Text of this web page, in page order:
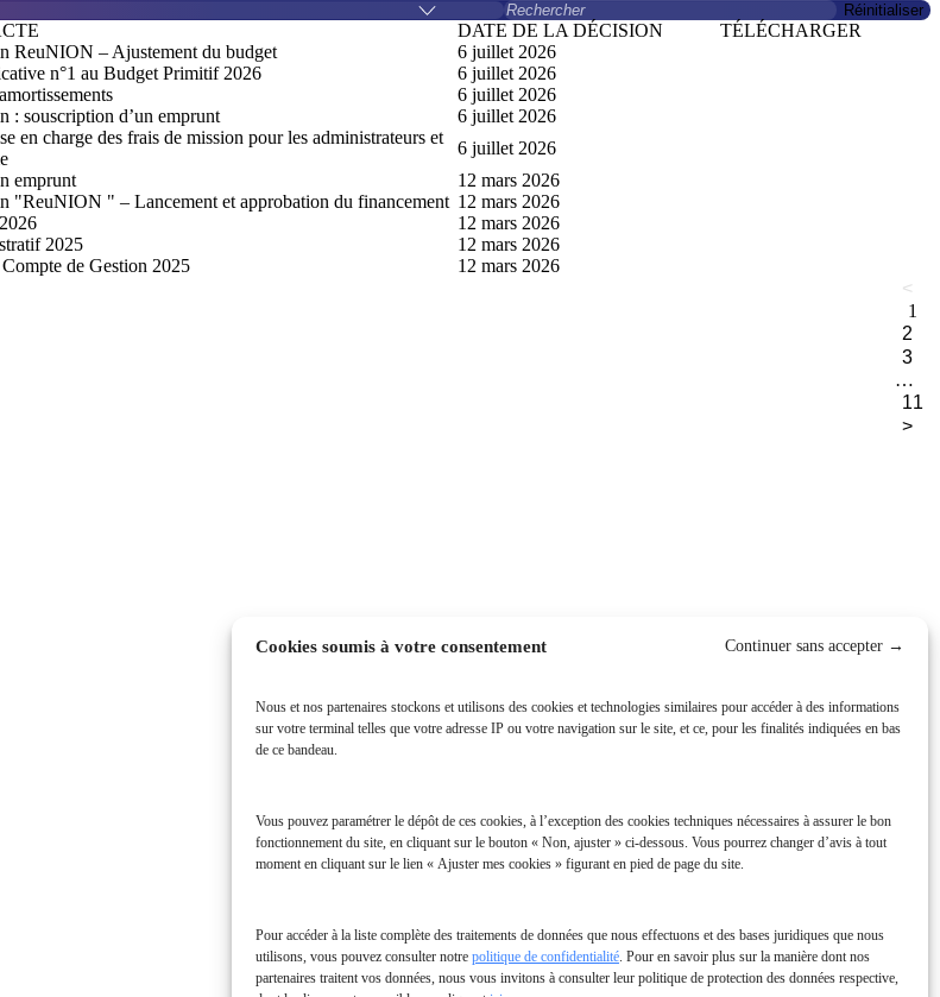
Cookies soumis à votre consentement
Nous et nos partenaires stockons et utilisons des cookies et technologies similaires pour accéder à des informations
sur votre terminal telles que votre adresse IP ou votre navigation sur le site, et ce, pour les finalités indiquées en bas
de ce bandeau.
Vous pouvez paramétrer le dépôt de ces cookies, à l’exception des cookies techniques nécessaires à assurer le bon
fonctionnement du site, en cliquant sur le bouton « Non, ajuster » ci-dessous. Vous pourrez changer d’avis à tout
moment en cliquant sur le lien « Ajuster mes cookies » figurant en pied de page du site.
Pour accéder à la liste complète des traitements de données que nous effectuons et des bases juridiques que nous
utilisons, vous pouvez consulter notre politique de confidentialité. Pour en savoir plus sur la manière dont nos
partenaires traitent vos données, nous vous invitons à consulter leur politique de protection des données respective,
Réinitialiser
DATE DE LA DÉCISION
TÉLÉCHARGER
ReuNION – Ajustement du budget 6 juillet 2026
n°1 au Budget Primitif 2026 6 juillet 2026
6 juillet 2026
: souscription d’un emprunt 6 juillet 2026
en charge des frais de mission pour les administrateurs et
6 juillet 2026
emprunt 12 mars 2026
"ReuNION " – Lancement et approbation du financement 12 mars 2026
12 mars 2026
2025 12 mars 2026
de Gestion 2025 12 mars 2026
<
1
2
3
…
11
>
La Réunion Connectée